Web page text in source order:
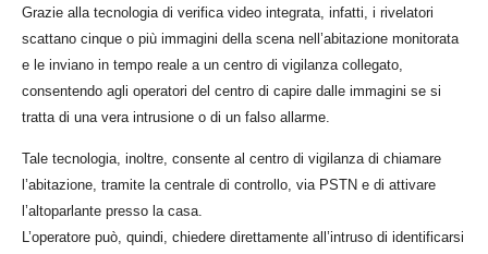
Grazie alla tecnologia di verifica video integrata, infatti, i rivelatori
scattano cinque o più immagini della scena nell’abitazione monitorata
e le inviano in tempo reale a un centro di vigilanza collegato,
consentendo agli operatori del centro di capire dalle immagini se si
tratta di una vera intrusione o di un falso allarme.
Tale tecnologia, inoltre, consente al centro di vigilanza di chiamare
l’abitazione, tramite la centrale di controllo, via PSTN e di attivare
l’altoparlante presso la casa.
L’operatore può, quindi, chiedere direttamente all’intruso di identificarsi